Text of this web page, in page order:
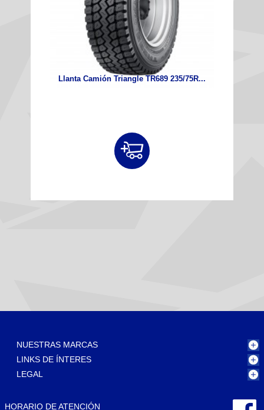
Llanta Camión Triangle TR689 235/75R...
NUESTRAS MARCAS
LINKS DE ÍNTERES
LEGAL
HORARIO DE ATENCIÓN